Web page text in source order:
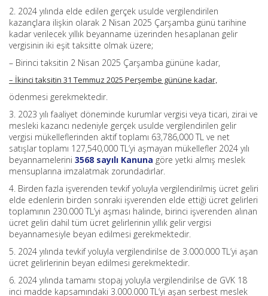
2. 2024 yılında elde edilen gerçek usulde vergilendirilen
kazançlara ilişkin olarak 2 Nisan 2025 Çarşamba günü tarihine
kadar verilecek yıllık beyanname üzerinden hesaplanan gelir
vergisinin iki eşit taksitte olmak üzere;
– Birinci taksitin 2 Nisan 2025 Çarşamba gününe kadar,
– İkinci taksitin 31 Temmuz 2025 Perşembe gününe kadar,
ödenmesi gerekmektedir.
3. 2023 yılı faaliyet döneminde kurumlar vergisi veya ticari, zirai ve
mesleki kazancı nedeniyle gerçek usulde vergilendirilen gelir
vergisi mükelleflerinden aktif toplamı 63,786,000 TL ve net
satışlar toplamı 127,540,000 TL’yi aşmayan mükellefler 2024 yılı
beyannamelerini 3568 sayılı Kanuna göre yetki almış meslek
mensuplarına imzalatmak zorundadırlar.
4. Birden fazla işverenden tevkif yoluyla vergilendirilmiş ücret geliri
elde edenlerin birden sonraki işverenden elde ettiği ücret gelirleri
toplamının 230.000 TL’yi aşması halinde, birinci işverenden alınan
ücret geliri dahil tüm ücret gelirlerinin yıllık gelir vergisi
beyannamesiyle beyan edilmesi gerekmektedir.
5. 2024 yılında tevkif yoluyla vergilendirilse de 3.000.000 TL’yi aşan
ücret gelirlerinin beyan edilmesi gerekmektedir.
6. 2024 yılında tamamı stopaj yoluyla vergilendirilse de GVK 18
inci madde kapsamındaki 3.000.000 TL’yi aşan serbest meslek